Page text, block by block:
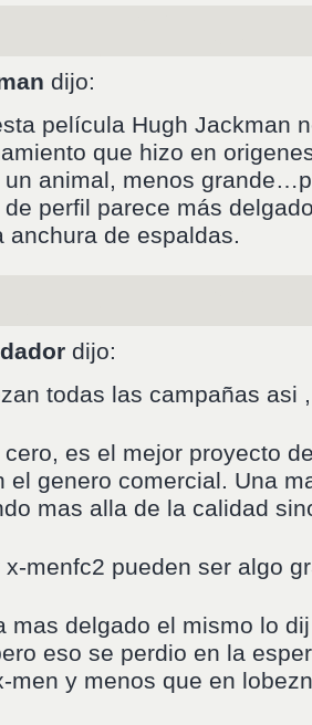
dijo:
película Hugh Jackman
que hizo en
un animal, menos
de perfil parece más
anchura de espaldas.
dijo:
todas las campañas asi
cero, es el mejor proyecto
el genero comercial. Una
mas alla de la calidad
x-menfc2 pueden ser algo
mas delgado el mismo lo
eso se perdio en la
men y menos que en